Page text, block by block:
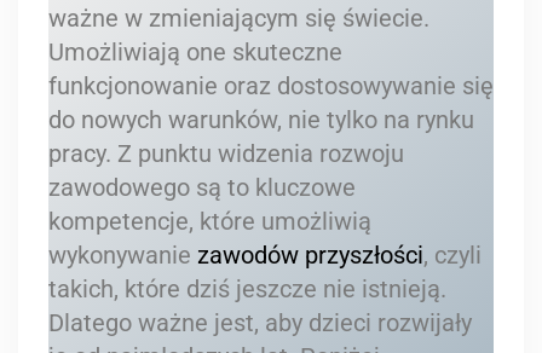
ważne w zmieniającym się świecie.
Umożliwiają one skuteczne
funkcjonowanie oraz dostosowywanie się
do nowych warunków, nie tylko na rynku
pracy. Z punktu widzenia rozwoju
zawodowego są to kluczowe
kompetencje, które umożliwią
wykonywanie zawodów przyszłości, czyli
takich, które dziś jeszcze nie istnieją.
Dlatego ważne jest, aby dzieci rozwijały